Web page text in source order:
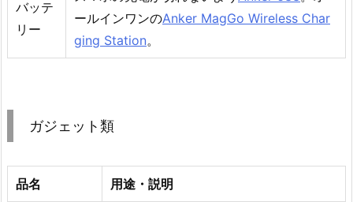
バッテ
リー
ールインワンのAnker MagGo Wireless Char
ging Station。
ガジェット類
品名 用途・説明